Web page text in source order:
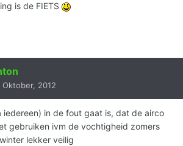
is de FIETS
Oktober, 2012
iedereen) in de fout gaat is, dat de airco
gebruiken ivm de vochtigheid zomers
lekker veilig